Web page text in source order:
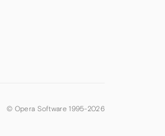
© Opera Software 1995-2026